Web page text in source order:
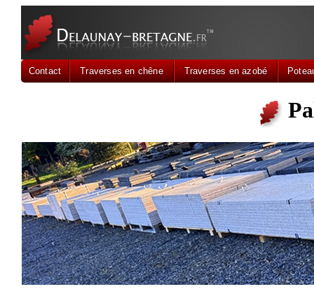
Contact Traverses en chêne Traverses en azobé